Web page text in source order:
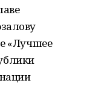
«Лучшее